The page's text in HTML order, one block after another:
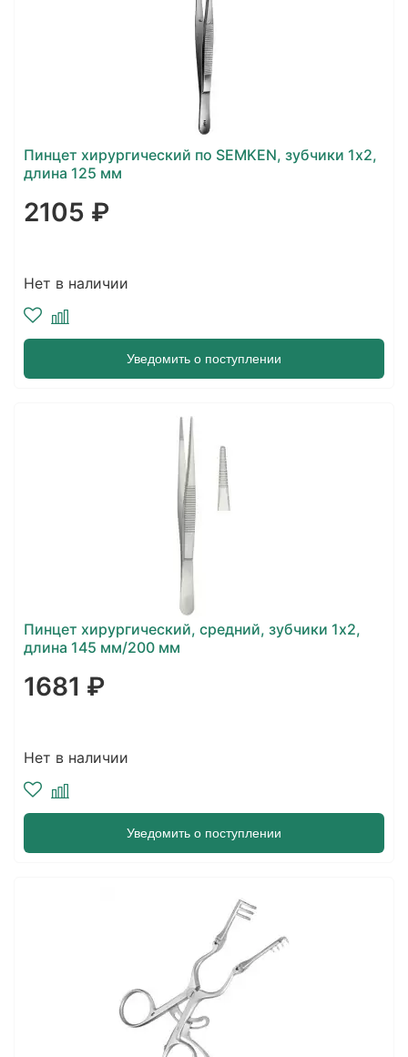
Пинцет хирургический по SEMKEN, зубчики 1х2,
длина 125 мм
2105 ₽
Нет в наличии
Уведомить о поступлении
Пинцет хирургический, средний, зубчики 1х2,
длина 145 мм/200 мм
1681 ₽
Нет в наличии
Уведомить о поступлении